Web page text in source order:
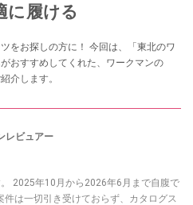
に履ける
をお探しの方に！ 今回は、「東北のワ
おすすめしてくれた、ワークマンの
介します。
レビュアー
2025年10月から2026年6月まで自腹で
は一切引き受けておらず、カタログス